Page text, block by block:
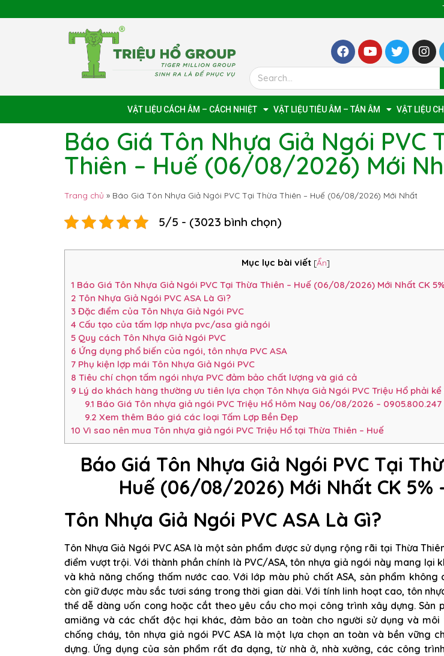
VẬT LIỆU CÁCH ÂM – CÁCH NHIỆT VẬT LIỆU TIÊU ÂM – TÁN ÂM VẬT LIỆU
Báo Giá Tôn Nhựa Giả Ngói PVC
Thiên – Huế (06/08/2026) Mới
Trang chủ » Báo Giá Tôn Nhựa Giả Ngói PVC Tại Thừa Thiên – Huế (06/08/2026) Mới Nhất
5/5 - (3023 bình chọn)
Mục lục bài viết [Ẩn]
1 Báo Giá Tôn Nhựa Giả Ngói PVC Tại Thừa Thiên – Huế (06/08/2026) Mới Nhất CK
2 Tôn Nhựa Giả Ngói PVC ASA Là Gì?
3 Đặc điểm của Tôn Nhựa Giả Ngói PVC
4 Cấu tạo của tấm lợp nhựa pvc/asa giả ngói
5 Quy cách Tôn Nhựa Giả Ngói PVC
6 Ứng dụng phổ biến của ngói, tôn nhựa PVC ASA
7 Phụ kiện lợp mái Tôn Nhựa Giả Ngói PVC
8 Tiêu chí chọn tấm ngói nhựa PVC đảm bảo chất lượng và giá cả
9 Lý do khách hàng thường ưu tiên lựa chọn Tôn Nhựa Giả Ngói PVC Triệu Hổ phải kể
9.1 Báo Giá Tôn nhựa giả ngói PVC Triệu Hổ Hôm Nay 06/08/2026 – 0905.800.247
9.2 Xem thêm Báo giá các loại Tấm Lợp Bền Đẹp
10 Vì sao nên mua Tôn nhựa giả ngói PVC Triệu Hổ tại Thừa Thiên – Huế
Báo Giá Tôn Nhựa Giả Ngói PVC Tại
Huế (06/08/2026) Mới Nhất CK 5%
Tôn Nhựa Giả Ngói PVC ASA Là Gì?
Tôn Nhựa Giả Ngói PVC ASA là một sản phẩm được sử dụng rộng rãi tại Thừa
điểm vượt trội. Với thành phần chính là PVC/ASA, tôn nhựa giả ngói này mang lại
và khả năng chống thấm nước cao. Với lớp màu phủ chất ASA, sản phẩm không
còn giữ được màu sắc tươi sáng trong thời gian dài. Với tính linh hoạt cao, tôn
thể dễ dàng uốn cong hoặc cắt theo yêu cầu cho mọi công trình xây dựng. Sản
amiăng và các chất độc hại khác, đảm bảo an toàn cho người sử dụng và môi
chống cháy, tôn nhựa giả ngói PVC ASA là một lựa chọn an toàn và bền vững
dựng. Ứng dụng của sản phẩm rất đa dạng, từ nhà ở, nhà xưởng, các công